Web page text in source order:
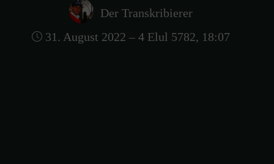
Der Transkribierer
31. August 2022 – 4 Elul 5782, 18:07